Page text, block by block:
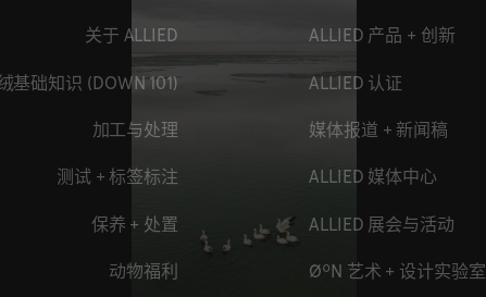
关于 ALLIED
基础知识 (DOWN 101)
加工与处理
测试 + 标签标注
保养 + 处置
动物福利
ALLIED 产品 + 创新
ALLIED 认证
媒体报道 + 新闻稿
ALLIED 媒体中心
ALLIED 展会与活动
ØºN 艺术 + 设计实验室